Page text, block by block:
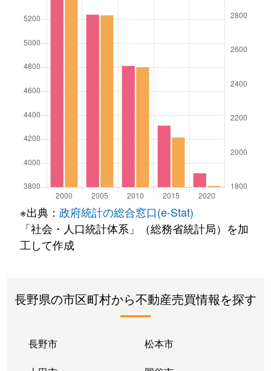
※出典： 政府統計の総合窓口(e-Stat)
「社会・人口統計体系」（総務省統計局）を加
工して作成
長野県の市区町村から不動産売買情報を探す
長野市 松本市